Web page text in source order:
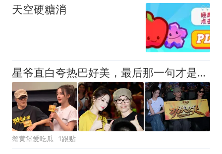
天空硬糖消
星爷直白夸热巴好美，最后那一句才是重点，这背后到底藏着啥？
蟹黄堡爱吃瓜 1跟贴